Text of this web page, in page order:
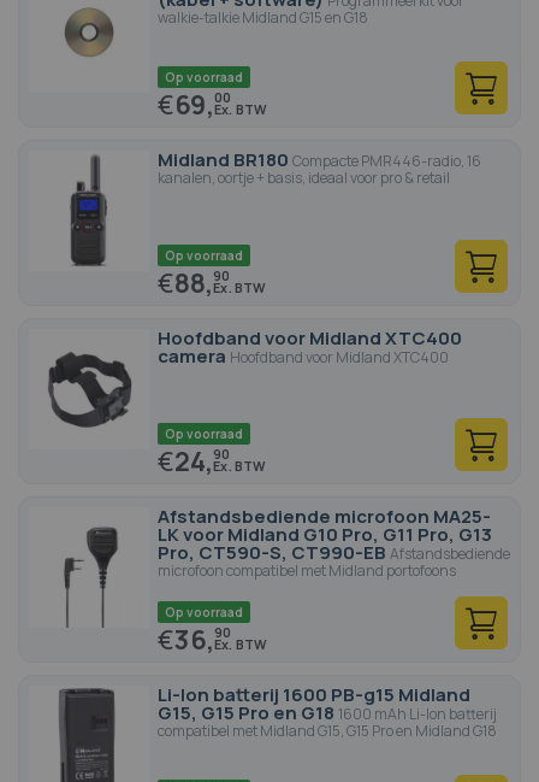
walkie-talkie Midland G15 en G18
Op voorraad
€69,00
Midland BR180 Compacte PMR446-radio, 16
kanalen, oortje + basis, ideaal voor pro & retail
Op voorraad
€88,90
Hoofdband voor Midland XTC400
camera Hoofdband voor Midland XTC400
Op voorraad
€24,90
Afstandsbediende microfoon MA25-
LK voor Midland G10 Pro, G11 Pro, G13
Pro, CT590-S, CT990-EB Afstandsbediende
microfoon compatibel met Midland portofoons
Op voorraad
€36,90
Li-Ion batterij 1600 PB-g15 Midland
G15, G15 Pro en G18 1600 mAh Li-Ion batterij
compatibel met Midland G15, G15 Pro en Midland G18